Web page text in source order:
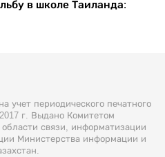
в школе Таиланда:
учет периодического печатного
г. Выдано Комитетом
области связи, информатизации
Министерства информации и